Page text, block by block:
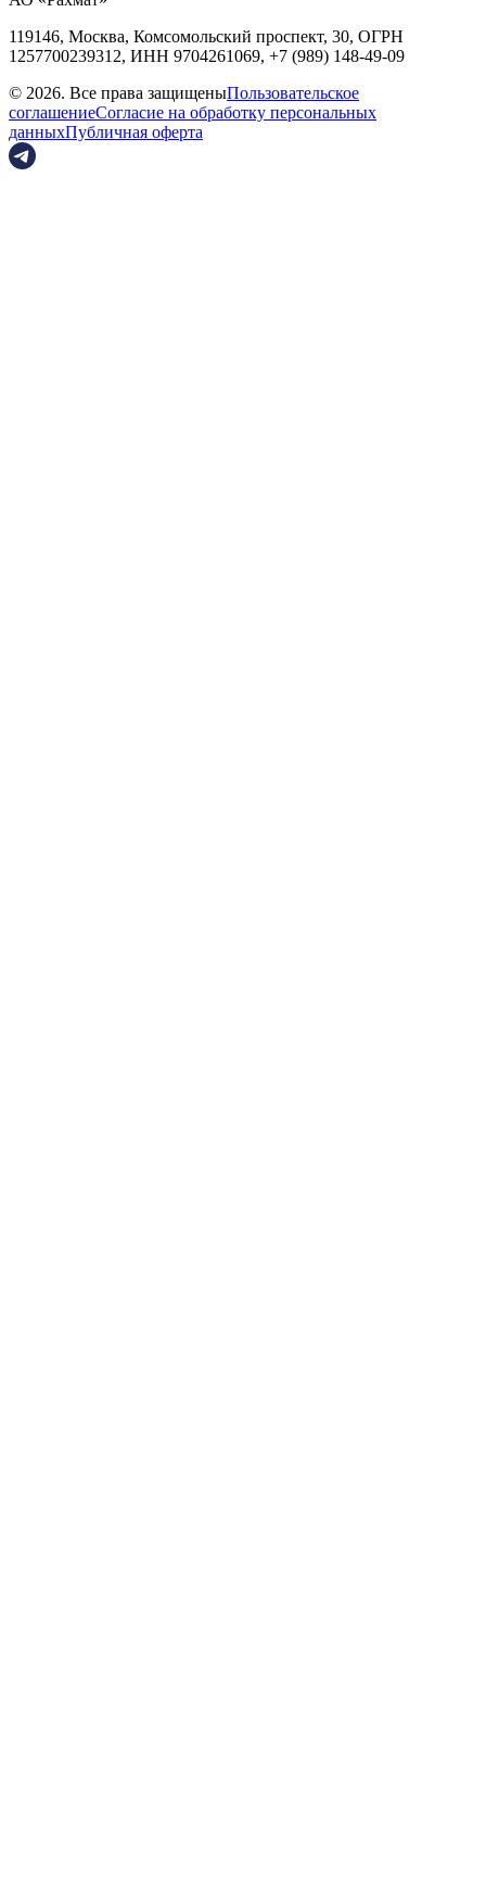
119146, Москва, Комсомольский проспект, 30, ОГРН
1257700239312, ИНН 9704261069, +7 (989) 148-49-09
© 2026. Все права защищеныПользовательское
соглашениеСогласие на обработку персональных
данныхПубличная оферта